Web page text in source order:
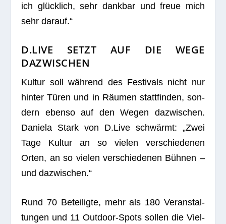
ich glück­lich, sehr dank­bar und freue mich
sehr darauf.“
D.LIVE SETZT AUF DIE WEGE
DAZWISCHEN
Kul­tur soll wäh­rend des Fes­ti­vals nicht nur
hin­ter Türen und in Räu­men statt­fin­den, son­
dern ebenso auf den Wegen dazwi­schen.
Daniela Stark von D.Live schwärmt: „Zwei
Tage Kul­tur an so vie­len ver­schie­de­nen
Orten, an so vie­len ver­schie­de­nen Büh­nen –
und dazwischen.“
Rund 70 Betei­ligte, mehr als 180 Ver­an­stal­
tun­gen und 11 Out­door-Spots sol­len die Viel­